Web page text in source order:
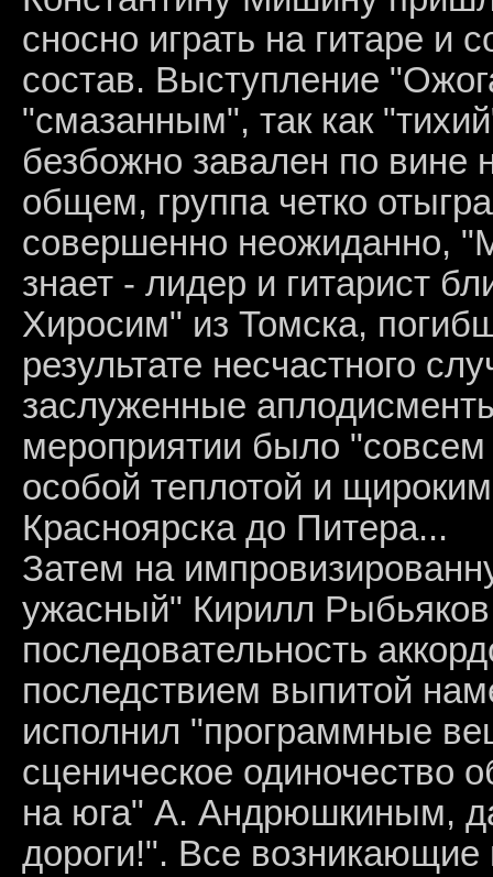
сносно играть на гитаре и
состав. Выступление
"смазанным", так как
безбожно завален по вине
общем, группа четко
совершенно неожиданно,
знает - лидер и гитарист
Хиросим" из Томска,
результате несчастного
заслуженные
мероприятии было
особой теплотой и
Красноярска до Питера...
Затем на
ужасный" Кирилл
последовательность
последствием выпитой
исполнил "программные
сценическое
на юга" А. Андрюшкиным,
дороги!". Все возникающие